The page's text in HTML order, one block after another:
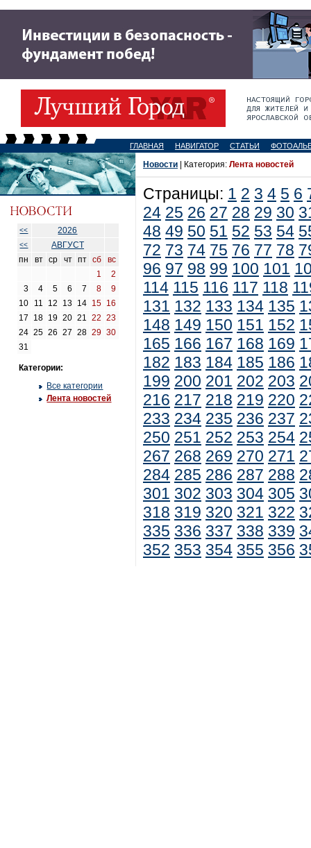
ГЛАВНАЯ НАВИГАТОР СТАТЬИ
<< 2026
<<
АВГУСТ
пн
вт ср чт пт сб
вс
1
2
3
4 5 6 7 8
9
10
11 12 13 14 15 16
17
18 19 20 21 22
23
24 25 26 27 28 29 30
31
Категории:
Все категории
Лента новостей
Новости | Категория: Лента новостей
Страницы: 1 2 3 4 5 6
24 25 26 27 28 29 30
48 49 50 51 52 53 54
72 73 74 75 76 77 78
96 97 98 99 100 101
114 115 116 117 118
131 132 133 134 135
148 149 150 151 152
165 166 167 168 169
182 183 184 185 186
199 200 201 202 203
216 217 218 219 220
233 234 235 236 237
250 251 252 253 254
267 268 269 270 271
284 285 286 287 288
301 302 303 304 305
318 319 320 321 322
335 336 337 338 339
352 353 354 355 356